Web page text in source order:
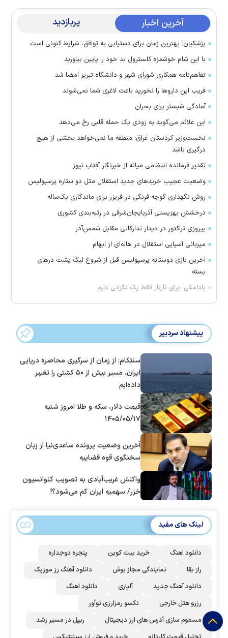
آخرین اخبار پربازدید
پزشکیان: بهترین زمان برای دستیابی به توافق، شرایط کنونی است
با این شام خوشمزه کلسترول بد خود را پایین بیاورید
تفاهم‌نامه همکاری شورای شهر و دانشگاه تبریز امضا شد
فریب این دارو‌ها را نخورید باعث لاغری شما نمی‌شوند
آمادگی شبستر برای بحران
این علائم می‌گوید به زودی یک حمله قلبی رخ می‌دهد
نخست‌وزیر کردستان عراق: منطقه ما نمی‌خواهد بخشی از هیچ
درگیری باشد
تقدیر فرمانده انتظامی میانه از خبرنگار آفتاب نیوز
وضعیت عجیب خرید‌های جدید استقلال مثل دو ستاره پرسپولیس
روش نگهداری گوجه فرنگی در فریزر برای ماندگاری یک‌ساله
درخشش بهزیستی آذربایجان‌شرقی در رتبه‌بندی کشوری
پیروزی تراکتور در دیدار تدارکاتی مقابل شمس‌آذر
میزبانی آسیایی استقلال در هاله‌ای از ابهام
آخرین بازی دوستانه پرسپولیس قبل از شروع لیگ پشت در‌های
بسته
بادامکی: برای تارتار فقط یک نگرانی دارم
پیشنهاد سردبیر
سنتکام: از زمان از سرگیری محاصره دریایی
ایران، مسیر بیش از ۵۰ کشتی را تغییر
داده‌ایم
قیمت دلار، سکه و طلا امروز شنبه
۱۴۰۵/۰۵/۱۷
آخرین وضعیت پرونده ساعدی‌نیا از زبان
سخنگوی قوه قضاییه
واکنش غریب‌آبادی به تصویب کنوانسیون
خزر/ سهمیه ایران کم می‌شود؟!
لینک های مفید
دانلود اهنگ خرید بیت کوین
پنجره دوجداره
راز بقا
نمایندگی مجاز بوش
دانلود آهنگ رز‌ موزیک
دانلود آهنگ جدید
آلپاری
دانلود اهنگ
رزرو هتل خارجی
نکسو رمزارزی نوآور
مسموم سازی آدرس های ارز دیجیتال
ریپل در مسیر رشد